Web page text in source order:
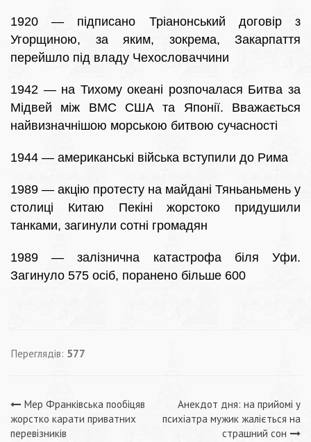
1920 — підписано Тріанонський договір з
Угорщиною, за яким, зокрема, Закарпаття
перейшло під владу Чехословаччини
1942 — на Тихому океані розпочалася Битва за
Мідвей між ВМС США та Японії. Вважається
найвизначнішою морською битвою сучасності
1944 — американські війська вступили до Рима
1989 — акцію протесту на майдані Тяньаньмень у
столиці Китаю Пекіні жорстоко придушили
танками, загинули сотні громадян
1989 — залізнична катастрофа біля Уфи.
Загинуло 575 осіб, поранено більше 600
Переглядів: 577
Навігація
Мер Франківська пообіцяв
жорстко карати приватних
перевізників
Анекдот дня: на прийомі у
психіатра мужик жаліється на
страшний сон